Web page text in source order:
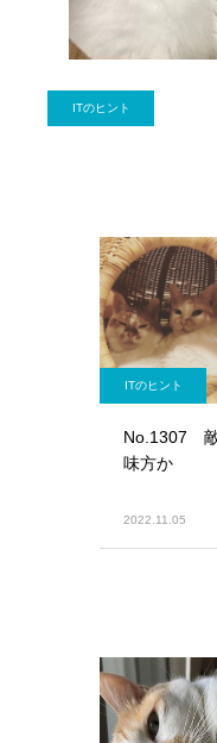
ITのヒント
ITのヒント
No.1307
味方か
2022.11.05